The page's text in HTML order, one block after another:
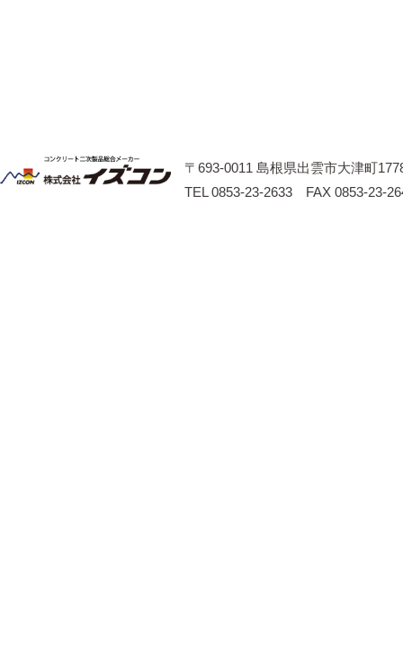
〒693-0011 島根県出雲市大津町
TEL 0853-23-2633 FAX 0853-23-